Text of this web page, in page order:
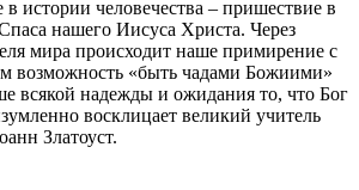
истории человечества – пришествие в
нашего Иисуса Христа. Через
мира происходит наше примирение с
возможность «быть чадами Божиими»
всякой надежды и ожидания то, что Бог
восклицает великий учитель
Златоуст.